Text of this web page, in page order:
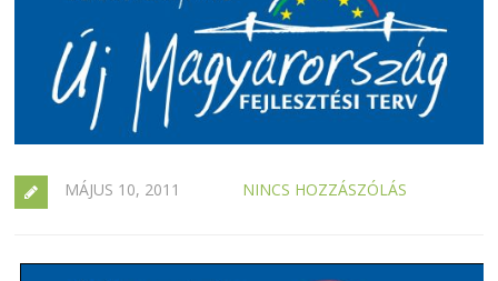
MÁJUS 10, 2011 NINCS HOZZÁSZÓLÁS